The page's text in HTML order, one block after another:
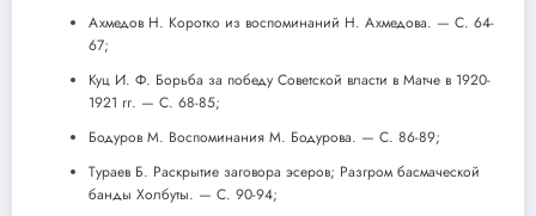
Ахмедов Н. Коротко из воспоминаний Н. Ахмедова. — С. 64-
67;
Куц И. Ф. Борьба за победу Советской власти в Матче в 1920-
1921 гг. — С. 68-85;
Бодуров М. Воспоминания М. Бодурова. — С. 86-89;
Тураев Б. Раскрытие заговора эсеров; Разгром басмаческой
банды Холбуты. — С. 90-94;